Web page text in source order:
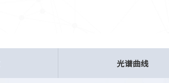
光谱曲线